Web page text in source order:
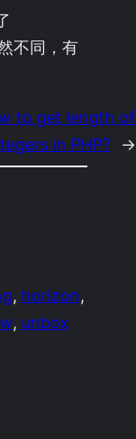
不同，有
to get length of
in PHP? →
, horizon
, unbox